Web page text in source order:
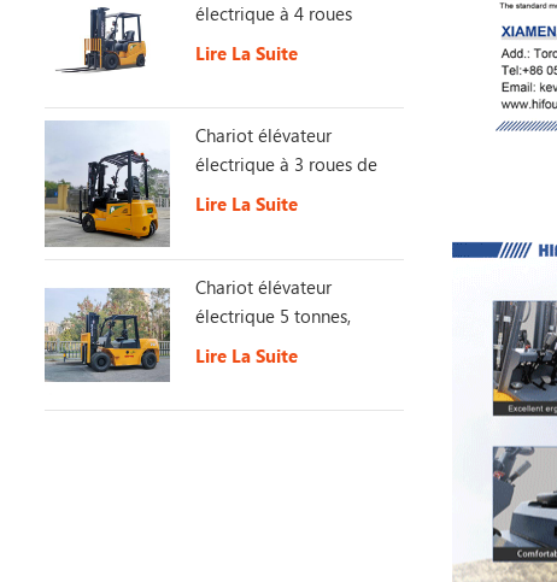
électrique à 4 roues
Lire La Suite
Chariot élévateur
électrique à 3 roues de
1,5 tonne
Lire La Suite
Chariot élévateur
électrique 5 tonnes,
batterie 153 V 230 Ah
Lire La Suite